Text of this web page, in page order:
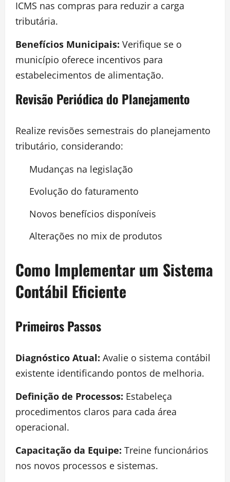
ICMS nas compras para reduzir a carga
tributária.
Benefícios Municipais: Verifique se o
município oferece incentivos para
estabelecimentos de alimentação.
Revisão Periódica do Planejamento
Realize revisões semestrais do planejamento
tributário, considerando:
Mudanças na legislação
Evolução do faturamento
Novos benefícios disponíveis
Alterações no mix de produtos
Como Implementar um Sistema
Contábil Eficiente
Primeiros Passos
Diagnóstico Atual: Avalie o sistema contábil
existente identificando pontos de melhoria.
Definição de Processos: Estabeleça
procedimentos claros para cada área
operacional.
Capacitação da Equipe: Treine funcionários
nos novos processos e sistemas.